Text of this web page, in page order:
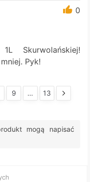
0
Skurwolańskiej!
Pyk!
9 … 13
mogą napisać